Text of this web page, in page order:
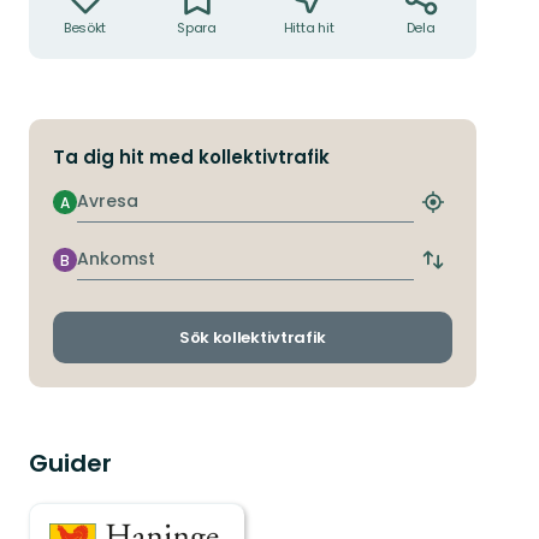
Besökt Spara Hitta hit Dela
Ta dig hit med kollektivtrafik
Avresa
A
Hitta
hållplats
Ankomst
B
Byt
och
Sök kollektivtrafik
Guider